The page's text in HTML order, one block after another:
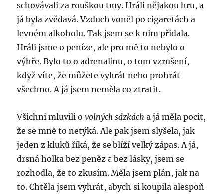
schovávali za rouškou tmy. Hráli nějakou hru, a
já byla zvědavá. Vzduch voněl po cigaretách a
levném alkoholu. Tak jsem se k nim přidala.
Hráli jsme o peníze, ale pro mě to nebylo o
výhře. Bylo to o adrenalinu, o tom vzrušení,
když víte, že můžete vyhrát nebo prohrát
všechno. A já jsem neměla co ztratit.
Všichni mluvili ovolných sázkách a já měla pocit,
že se mně to netýká. Ale pak jsem slyšela, jak
jeden z kluků říká, že se blíží velký zápas. A já,
drsná holka bez peněz a bez lásky, jsem se
rozhodla, že to zkusím. Měla jsem plán, jak na
to. Chtěla jsem vyhrát, abych si koupila alespoň